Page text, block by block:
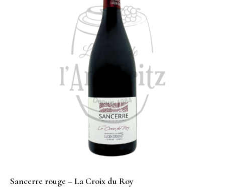
Sancerre rouge – La Croix du Roy